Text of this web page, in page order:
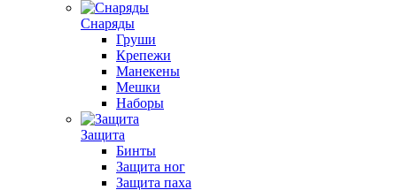
Снаряды
Груши
Крепежи
Манекены
Мешки
Наборы
Защита
Бинты
Защита ног
Защита паха